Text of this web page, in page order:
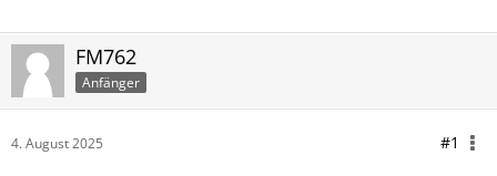
FM762
Anfänger
4. August 2025 #1